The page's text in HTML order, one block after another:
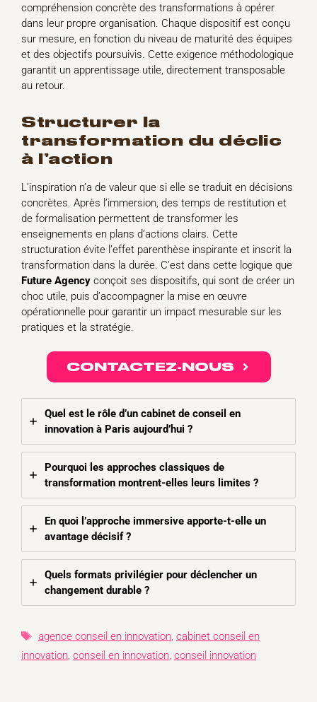
compréhension concrète des transformations à opérer
dans leur propre organisation. Chaque dispositif est conçu
sur mesure, en fonction du niveau de maturité des équipes
et des objectifs poursuivis. Cette exigence méthodologique
garantit un apprentissage utile, directement transposable
au retour.
structurer la
transformation du déclic
à l’action
L’inspiration n’a de valeur que si elle se traduit en décisions
concrètes. Après l’immersion, des temps de restitution et
de formalisation permettent de transformer les
enseignements en plans d’actions clairs. Cette
structuration évite l’effet parenthèse inspirante et inscrit la
transformation dans la durée. C’est dans cette logique que
Future Agency conçoit ses dispositifs, qui sont de créer un
choc utile, puis d’accompagner la mise en œuvre
opérationnelle pour garantir un impact mesurable sur les
pratiques et la stratégie.
CONTACTEZ-NOUS
Quel est le rôle d’un cabinet de conseil en
innovation à Paris aujourd’hui ?
Pourquoi les approches classiques de
transformation montrent-elles leurs limites ?
En quoi l’approche immersive apporte-t-elle un
avantage décisif ?
Quels formats privilégier pour déclencher un
changement durable ?
Étiquettes
agence conseil en innovation, cabinet conseil en
innovation, conseil en innovation, conseil innovation